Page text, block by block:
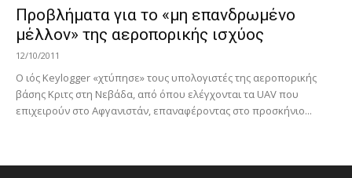
Προβλήματα για το «μη επανδρωμένο
μέλλον» της αεροπορικής ισχύος
12/10/2011
Ο ιός Keylogger «χτύπησε» τους υπολογιστές της αεροπορικής
βάσης Κριτς στη Νεβάδα, από όπου ελέγχονται τα UAV που
επιχειρούν στο Αφγανιστάν, επαναφέροντας στο προσκήνιο...